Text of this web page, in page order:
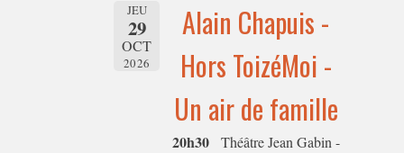
JEU
29
OCT
2026
Alain Chapuis -
Hors ToizéMoi -
Un air de famille
20h30
Théâtre Jean Gabin -